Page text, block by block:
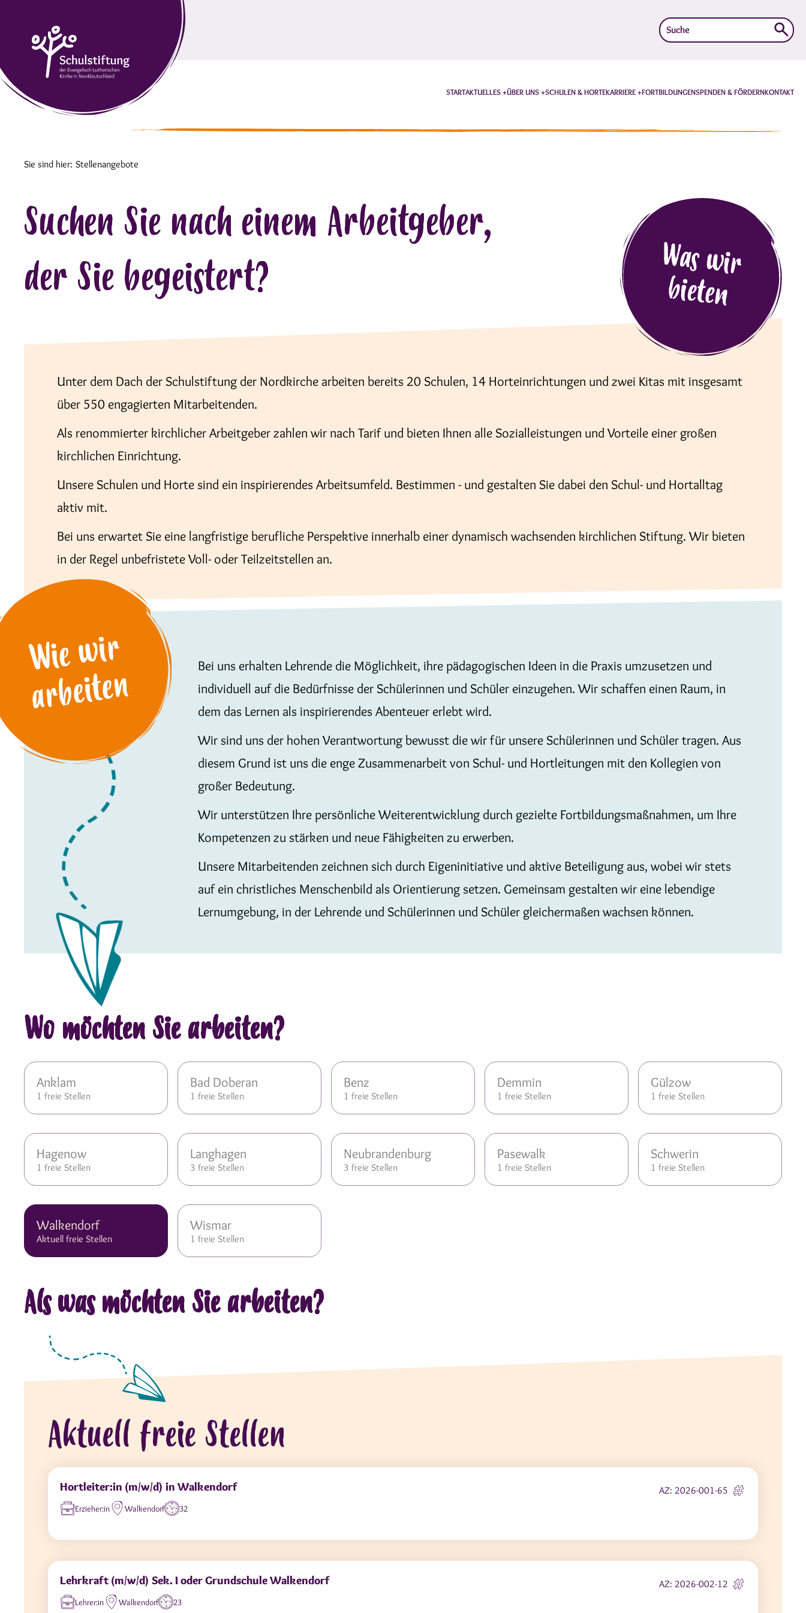
Suche
nach:
STARTAKTUELLES ÜBER UNS SCHULEN & HORTEKARRIERE FORTBILDUNGENSPENDEN & FÖRDERNKONTAKT
Sie sind hier: Stellenangebote
Suchen Sie nach einem Arbeitgeber,
der Sie begeistert?
Unter dem Dach der Schulstiftung der Nordkirche arbeiten bereits 20 Schulen, 14 Horteinrichtungen und zwei Kitas mit insgesamt
über 550 engagierten Mitarbeitenden.
Als renommierter kirchlicher Arbeitgeber zahlen wir nach Tarif und bieten Ihnen alle Sozialleistungen und Vorteile einer großen
kirchlichen Einrichtung.
Unsere Schulen und Horte sind ein inspirierendes Arbeitsumfeld. Bestimmen - und gestalten Sie dabei den Schul- und Hortalltag
aktiv mit.
Bei uns erwartet Sie eine langfristige berufliche Perspektive innerhalb einer dynamisch wachsenden kirchlichen Stiftung. Wir bieten
in der Regel unbefristete Voll- oder Teilzeitstellen an.
Bei uns erhalten Lehrende die Möglichkeit, ihre pädagogischen Ideen in die Praxis umzusetzen und
individuell auf die Bedürfnisse der Schülerinnen und Schüler einzugehen. Wir schaffen einen Raum, in
dem das Lernen als inspirierendes Abenteuer erlebt wird.
Wir sind uns der hohen Verantwortung bewusst die wir für unsere Schülerinnen und Schüler tragen. Aus
diesem Grund ist uns die enge Zusammenarbeit von Schul- und Hortleitungen mit den Kollegien von
großer Bedeutung.
Wir unterstützen Ihre persönliche Weiterentwicklung durch gezielte Fortbildungsmaßnahmen, um Ihre
Kompetenzen zu stärken und neue Fähigkeiten zu erwerben.
Unsere Mitarbeitenden zeichnen sich durch Eigeninitiative und aktive Beteiligung aus, wobei wir stets
auf ein christliches Menschenbild als Orientierung setzen. Gemeinsam gestalten wir eine lebendige
Lernumgebung, in der Lehrende und Schülerinnen und Schüler gleichermaßen wachsen können.
Wo möchten Sie arbeiten?
Anklam
1 freie Stellen
Bad Doberan
1 freie Stellen
Benz
1 freie Stellen
Demmin
1 freie Stellen
Gülzow
1 freie Stellen
Hagenow
1 freie Stellen
Langhagen
3 freie Stellen
Neubrandenburg
3 freie Stellen
Pasewalk
1 freie Stellen
Schwerin
1 freie Stellen
Walkendorf
Aktuell freie Stellen
Wismar
1 freie Stellen
Als was möchten Sie arbeiten?
Aktuell freie Stellen
Hortleiter:in (m/w/d) in Walkendorf AZ: 2026-001-65
Erzieher:in Walkendorf 32
Lehrkraft (m/w/d) Sek. I oder Grundschule Walkendorf AZ: 2026-002-12
Lehrer:in Walkendorf 23